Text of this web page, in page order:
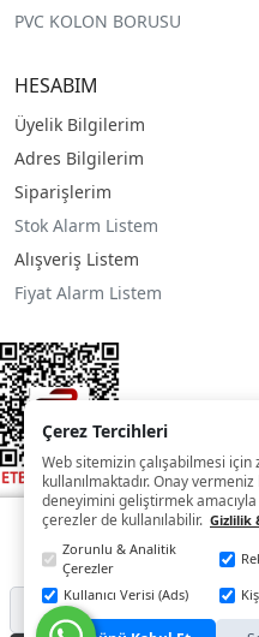
Web sitemizde size daha iyi
çerezler kullanılmaktadır.
PVC KOLON BORUSU
HESABIM
Üyelik Bilgilerim
Adres Bilgilerim
Siparişlerim
Stok Alarm Listem
Alışveriş Listem
Fiyat Alarm Listem
©
Çerez Tercihleri
Web sitemizin çalışabilmesi
kullanılmaktadır. Onay vermeniz
deneyimini geliştirmek
çerezler de kullanılabilir. Gizlilik
Zorunlu & Analitik
Çerezler
Kullanıcı Verisi (Ads)